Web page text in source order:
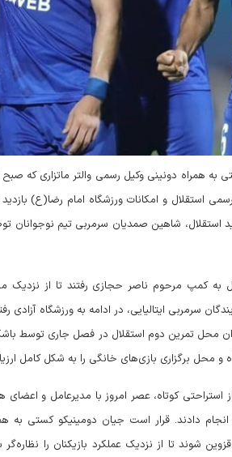
به همراه دونینی وکیل رسمی والتر ماتزاری که
رسمی استقلال و امکانات ورزشگاه امام رضا(ع)
شاهین صمدیان سرمربی تیم نوجوانان
به کمپ مرحوم ناصر حجازی رفتند تا از
سرمربی ایتالیایی، در ادامه به ورزشگاه
محل تمرین دوم استقلال در فصل جاری توسط
و محل برگزاری بازی‌های خانگی را به شکل کامل
کوتاه، عصر امروز با مدیرعامل و
دادند. قرار است جیان دومینیکو کستی به
شوند تا از نزدیک عملکرد بازیکنان را